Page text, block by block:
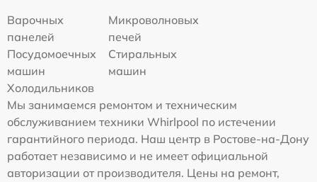
Варочных
панелей
Микроволновых
печей
Посудомоечных
машин
Стиральных
машин
Холодильников
Мы занимаемся ремонтом и техническим
обслуживанием техники Whirlpool по истечении
гарантийного периода. Наш центр в Ростове-на-Дону
работает независимо и не имеет официальной
авторизации от производителя. Цены на ремонт,